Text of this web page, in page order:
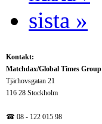
sista »
Kontakt:
Matchdax/Global Times Group
Tjärhovsgatan 21
116 28 Stockholm
☎ 08 - 122 015 98